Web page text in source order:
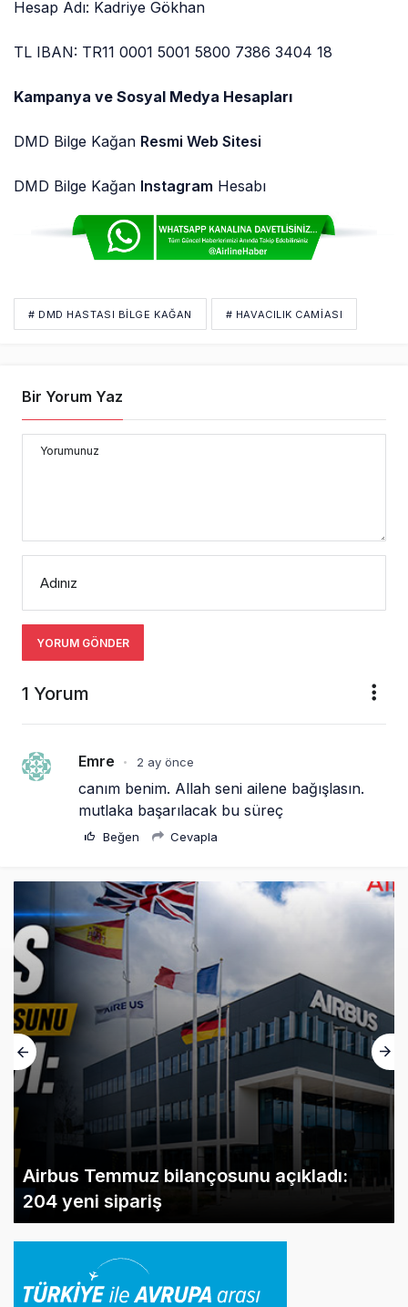
Hesap Adı: Kadriye Gökhan
TL IBAN: TR11 0001 5001 5800 7386 3404 18
Kampanya ve Sosyal Medya Hesapları
DMD Bilge Kağan Resmi Web Sitesi
DMD Bilge Kağan Instagram Hesabı
# DMD HASTASI BILGE KAĞAN # HAVACILIK CAMIASI
Bir Yorum Yaz
Yorumunuz
Adınız
YORUM GÖNDER
1 Yorum
Emre • 2 ay önce
canım benim. Allah seni ailene bağışlasın.
mutlaka başarılacak bu süreç
Beğen Cevapla
Airbus Temmuz bilançosunu açıkladı:
204 yeni sipariş